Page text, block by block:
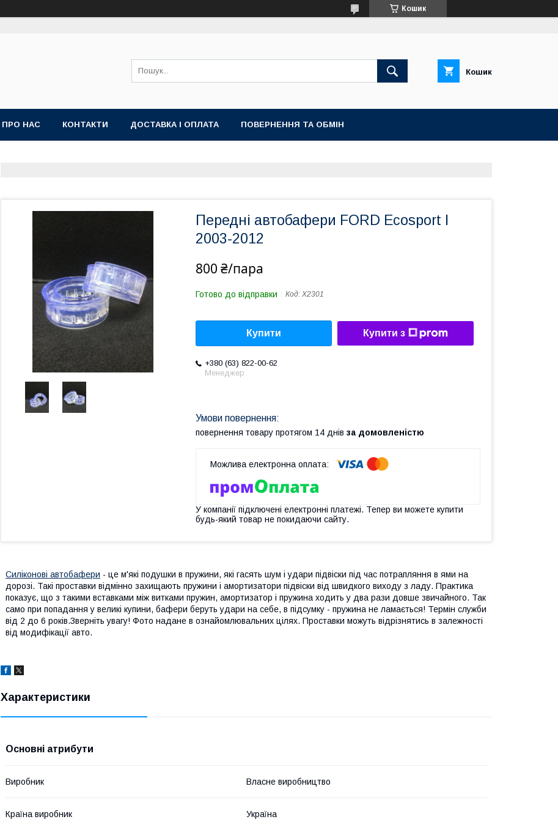
Кошик
Кошик
ПРО НАС КОНТАКТИ ДОСТАВКА І ОПЛАТА ПОВЕРНЕННЯ ТА ОБМІН
Передні автобафери FORD Ecosport I
2003-2012
800 ₴/пара
Готово до відправки Код: X2301
Купити Купити з
+380 (63) 822-00-62
Менеджер
повернення товару протягом 14 днів за домовленістю
У компанії підключені електронні платежі. Тепер ви можете купити
будь-який товар не покидаючи сайту.
Силіконові автобафери - це м'які подушки в пружини, які гасять шум і удари підвіски під час потрапляння в ями на
дорозі. Такі проставки відмінно захищають пружини і амортизатори підвіски від швидкого виходу з ладу. Практика
показує, що з такими вставками між витками пружин, амортизатор і пружина ходить у два рази довше звичайного. Так
само при попадання у великі купини, бафери беруть удари на себе, в підсумку - пружина не ламається! Термін служби
від 2 до 6 років.Зверніть увагу! Фото надане в ознайомлювальних цілях. Проставки можуть відрізнятись в залежності
від модифікації авто.
Характеристики
Основні атрибути
Виробник Власне виробництво
Країна виробник Україна